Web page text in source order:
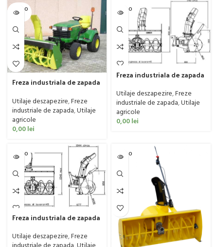
SOLD O
UT
Freza industriala de zapada
CP
Utilaje deszapezire,Freze
industriale de zapada,Utilaje
agricole
0,00lei
SOLD O
UT
Freza industriala de zapada
CP
Utilaje deszapezire,Freze
industriale de zapada,Utilaje
agricole
0,00lei
SOLD O
UT
Freza industriala de zapada
100 CP
Utilaje deszapezire,Freze
SOLD O
UT